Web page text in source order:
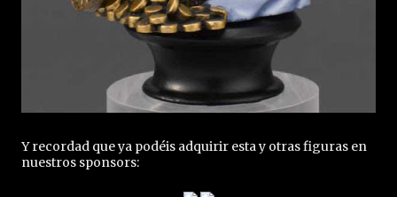
Y recordad que ya podéis adquirir esta y otras figuras en
nuestros sponsors: